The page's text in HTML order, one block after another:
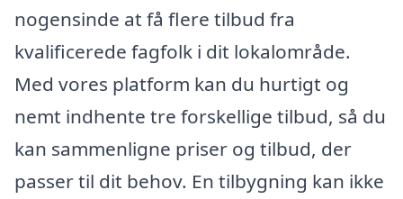
nogensinde at få flere tilbud fra
kvalificerede fagfolk i dit lokalområde.
Med vores platform kan du hurtigt og
nemt indhente tre forskellige tilbud, så du
kan sammenligne priser og tilbud, der
passer til dit behov. En tilbygning kan ikke